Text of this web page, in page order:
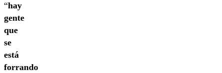
“hay
gente
que
se
está
forrando